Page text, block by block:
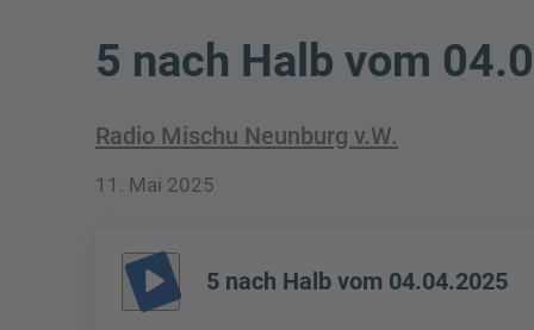
5 nach Halb vom
Radio Mischu Neunburg v.W.
11. Mai 2025
play_arrow 5 nach Halb vom 04.04.2025